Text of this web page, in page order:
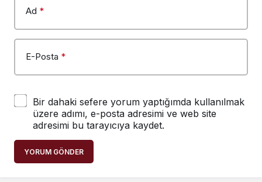
Ad *
E-Posta *
Bir dahaki sefere yorum yaptığımda kullanılmak
üzere adımı, e-posta adresimi ve web site
adresimi bu tarayıcıya kaydet.
YORUM GÖNDER